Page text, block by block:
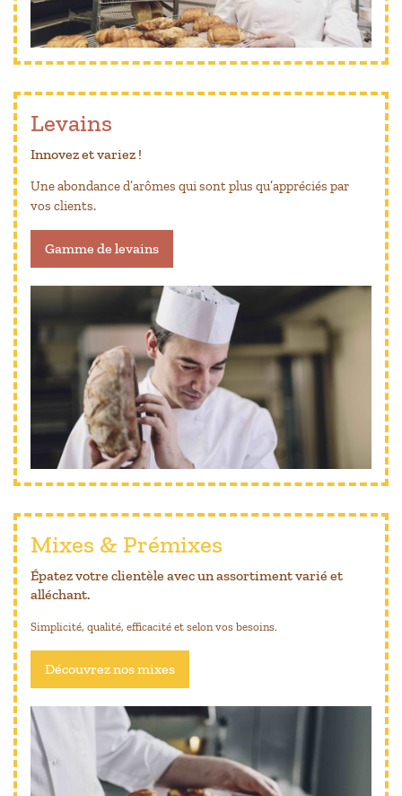
Levains
Innovez et variez !
Une abondance d’arômes qui sont plus qu’appréciés par
vos clients.
Gamme de levains
Mixes & Prémixes
Épatez votre clientèle avec un assortiment varié et
alléchant.
Simplicité, qualité, efficacité et selon vos besoins.
Découvrez nos mixes